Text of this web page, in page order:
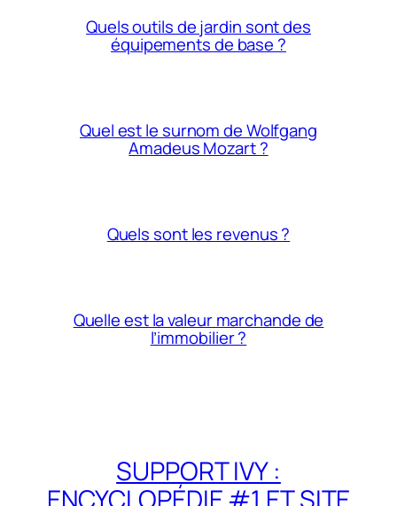
Quels outils de jardin sont des
équipements de base ?
Quel est le surnom de Wolfgang
Amadeus Mozart ?
Quels sont les revenus ?
Quelle est la valeur marchande de
l’immobilier ?
SUPPORT IVY :